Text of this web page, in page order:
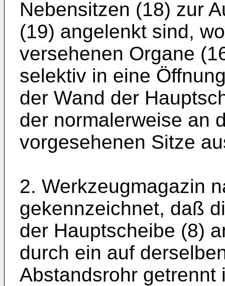
Nebensitzen (18) zur
(19) angelenkt sind,
versehenen Organe
selektiv in eine
der Wand der
der normalerweise an
vorgesehenen Sitze
2. Werkzeugmagazin
gekennzeichnet, daß
der Hauptscheibe (8)
durch ein auf
Abstandsrohr getrennt